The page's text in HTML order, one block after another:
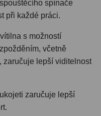
spínače
při každé práci.
s možností
včetně
zaručuje lepší viditelnost
zaručuje lepší